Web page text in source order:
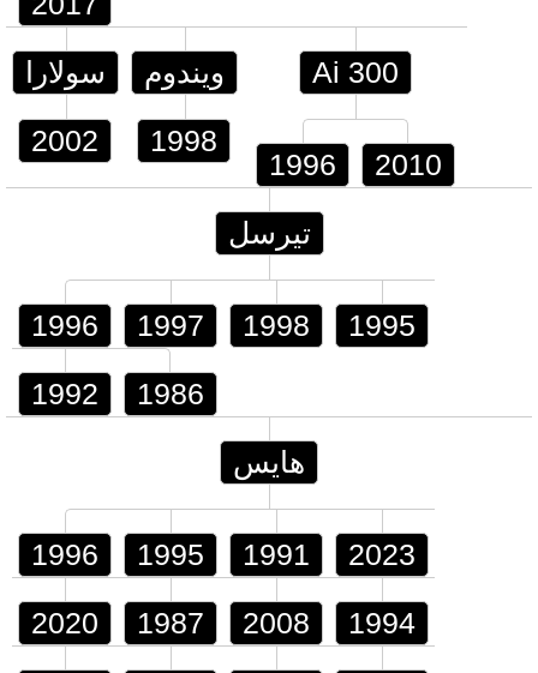
سولارا
2002
ويندوم
1998
Ai 300
1996 2010
تيرسل
1996 1997 1998 1995
1992 1986
هايس
1996 1995 1991 2023
2020 1987 2008 1994